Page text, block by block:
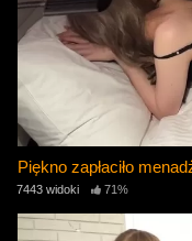
Piękno zapłaciło
7443 widoki 71%